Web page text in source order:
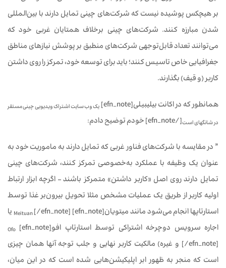
بر هیچکس پوشیده نیست که شرکت‌های چینی تمایل دارند با بین‌المللی
شدن مبارزه کنند. شرکت‌های چینی برخلاف همتایان غربی خود که
می‌توانند تعداد قابل‌توجهی شرکت‌های منطبق بر پوشش نیازهای مناطق
جغرافیایی خاص تاسیس کنند؛ باید برای توسعه خود، تمرکز را روی داشتن
کاربر (و قیف) بگذارند.
همانطور که در اکانت بیلیبیلی[efn_note]
یک وب سایت اشتراک ویدیویی چینی مستقر
در شانگهای است[/efn_note] خودم توضیح دادم:
” در مقایسه با شرکت‌های فناور غربی که تمایل دارند به ماموریت خود به
عنوان یک وظیفه با عملکرد به‌خصوصی تمرکز کنند، شرکت‌های چینی
تمایل دارند روی اصل «کاربر داشتن» متمرکز باشند – اگرچه ابزار ارتباط
اولیه کاربر از طریق یک عملیات مشخص مثلا تحویل بیرون‌بر غذا توسط
استارتاپ‏ها انجام می‌شود مانند میتویان[efn_note]
Meituan [/efn_note] یا
اجاره سرویس دوچرخه اشتراکی توسط استارتاپ افو[efn_note]
Ofo
[/efn_note] و غیره) مالکیت کاربر نهایی و جلب توجه آنها همان چیزی
است که منجر به ظهور ابر‍ اپلیکیشن‌هایی شده است که در این میان،